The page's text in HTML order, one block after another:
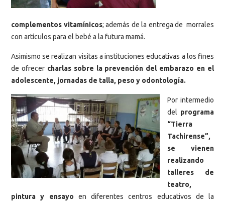
complementos vitamínicos; además de la entrega de morrales
con artículos para el bebé a la futura mamá.
Asimismo se realizan visitas a instituciones educativas a los fines
de ofrecer charlas sobre la prevención del embarazo en el
adolescente, jornadas de talla, peso y odontología.
Por intermedio
del programa
“Tierra
Tachirense”,
se vienen
realizando
talleres de
teatro,
pintura y ensayo en diferentes centros educativos de la